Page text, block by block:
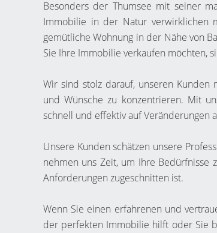
Besonders der Thumsee mit seiner
Immobilie in der Natur verwirklichen
gemütliche Wohnung in der Nähe von
Sie Ihre Immobilie verkaufen möchten,
Wir sind stolz darauf, unseren Kunden
und Wünsche zu konzentrieren. Mit
schnell und effektiv auf Veränderungen
Unsere Kunden schätzen unsere
nehmen uns Zeit, um Ihre Bedürfnisse
Anforderungen zugeschnitten ist.
Wenn Sie einen erfahrenen und
der perfekten Immobilie hilft oder Sie